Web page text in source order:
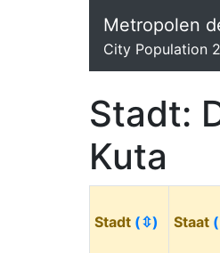
Metropolen
City Population
Stadt:
Kuta
Stadt (⇳) Staat